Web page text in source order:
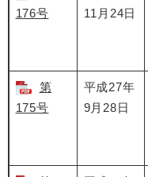
176号
11月24日
第
175号
平成27年
9月28日